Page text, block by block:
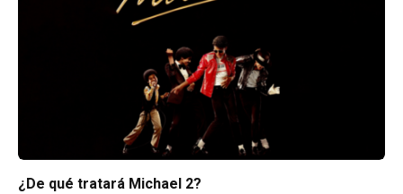
¿De qué tratará Michael 2?